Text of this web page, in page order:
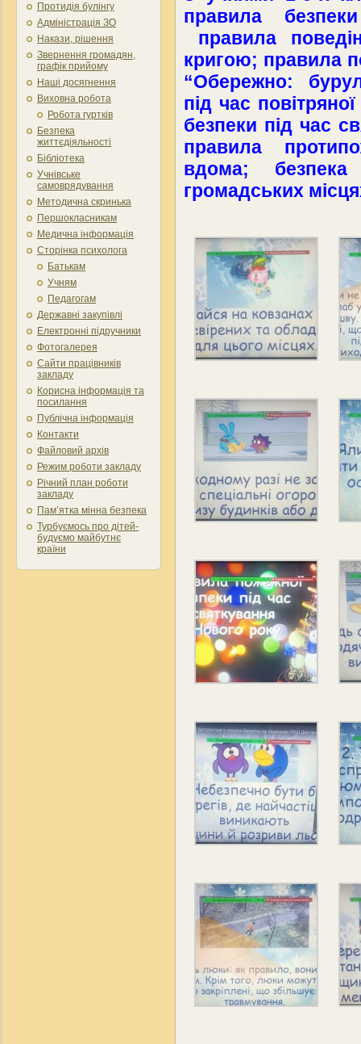
Протидія булінгу
Адміністрація ЗО
Накази, рішення
Звернення громадян,
графік прийому
Наші досягнення
Виховна робота
Робота гуртків
Безпека
життєдіяльності
Бібліотека
Учнівське
самоврядування
Методична скринька
Першокласникам
Медична інформація
Сторінка психолога
Батькам
Учням
Педагогам
Державні закупівлі
Електронні підручники
Фотогалерея
Сайти працівників
закладу
Корисна інформація та
посилання
Публічна інформація
Контакти
Файловий архів
Режим роботи закладу
Річний план роботи
закладу
Пам’ятка мінна безпека
Турбуємось про дітей-
будуємо майбутнє
країни
правила
правила
кригою; правила
“Обережно:
під час
безпеки під час
правила
вдома;
громадських